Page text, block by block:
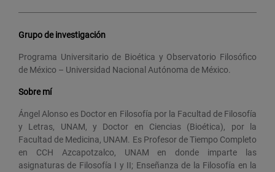
Grupo de investigación
Programa Universitario de Bioética y Observatorio Filosófico
de México – Universidad Nacional Autónoma de México.
Sobre mí
Ángel Alonso es Doctor en Filosofía por la Facultad de Filosofía
y Letras, UNAM, y Doctor en Ciencias (Bioética), por la
Facultad de Medicina, UNAM. Es Profesor de Tiempo Completo
en CCH Azcapotzalco, UNAM en donde imparte las
asignaturas de Filosofía I y II; Enseñanza de la Filosofía en la